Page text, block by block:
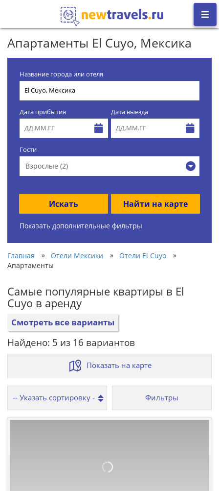
Апартаменты El Cuyo, Мексика
Название города или отеля
Дата прибытия Дата выезда
Гости
Взрослые (2)
Искать Найти на карте
Показать дополнительные фильтры
Главная » Отели Мексики » Отели El Cuyo
»
Апартаменты
Самые популярные квартиры в El
Cuyo в аренду
Смотреть все варианты
Найдено: 5 из 16 вариантов
Показать на карте
Фильтры